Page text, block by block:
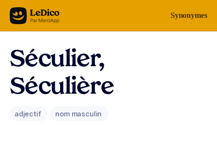
Aller au contenu Synonymes
Séculier,
Séculière
adjectif nom masculin